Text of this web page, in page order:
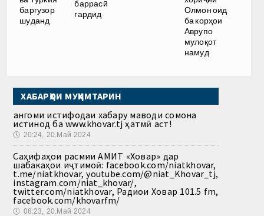
баргузор
шуданд
баррасӣ
гардид
Олмон оид
ба корҳои
Аврупо
мулоқот
намуд
ХАБАРҲОИ МУҲИМТАРИН
Ҳангоми истифодаи хабару маводи сомона
истинод ба www.khovar.tj ҳатмӣ аст!
🕔 20:24, 20.Май 2024
Саҳифаҳои расмии АМИТ «Ховар» дар
шабакаҳои иҷтимоӣ: facebook.com/niatkhovar,
t.me/niatkhovar, youtube.com/@niat_Khovar_tj,
instagram.com/niat_khovar/,
twitter.com/niatkhovar, Радиои Ховар 101.5 fm,
facebook.com/khovarfm/
🕔 08:23, 20.Май 2024